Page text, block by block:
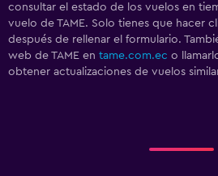
consultar el estado de los vuelos en
vuelo de TAME. Solo tienes que hacer
después de rellenar el formulario.
web de TAME en tame.com.ec o
obtener actualizaciones de vuelos